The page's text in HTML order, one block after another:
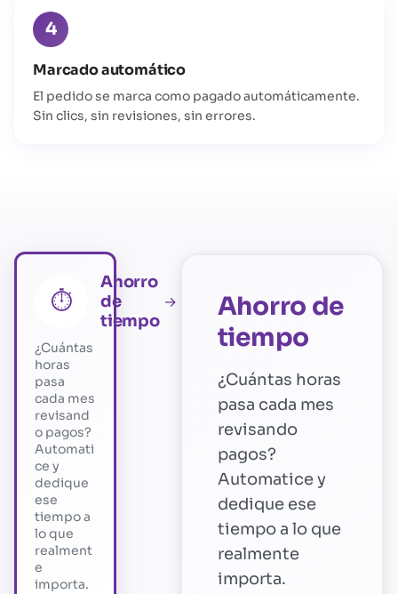
4
Marcado automático
El pedido se marca como pagado automáticamente.
Sin clics, sin revisiones, sin errores.
⏱️
Ahorro
de
tiempo
→
¿Cuántas
horas
pasa
cada mes
revisand
o pagos?
Automati
ce y
dedique
ese
tiempo a
lo que
realment
e
importa.
Ahorro de
tiempo
¿Cuántas horas
pasa cada mes
revisando
pagos?
Automatice y
dedique ese
tiempo a lo que
realmente
importa.